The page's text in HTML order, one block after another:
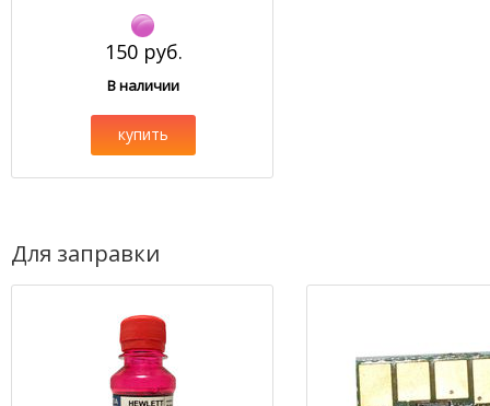
150 руб.
В наличии
купить
Для заправки